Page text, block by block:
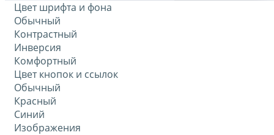
Цвет шрифта и фона
Обычный
Контрастный
Инверсия
Комфортный
Цвет кнопок и ссылок
Обычный
Красный
Синий
Изображения